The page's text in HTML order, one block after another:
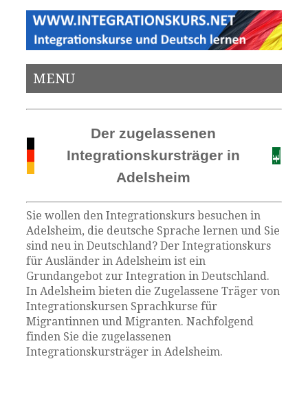
MENU
Der zugelassenen
Integrationskursträger in
Adelsheim
Sie wollen den Integrationskurs besuchen in
Adelsheim, die deutsche Sprache lernen und Sie
sind neu in Deutschland? Der Integrationskurs
für Ausländer in Adelsheim ist ein
Grundangebot zur Integration in Deutschland.
In Adelsheim bieten die Zugelassene Träger von
Integrationskursen Sprachkurse für
Migrantinnen und Migranten. Nachfolgend
finden Sie die zugelassenen
Integrationskursträger in Adelsheim.